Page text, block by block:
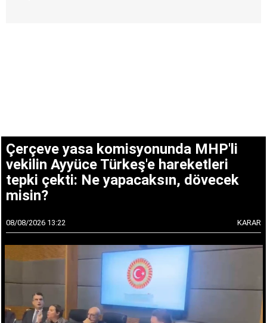
Çerçeve yasa komisyonunda MHP'li
vekilin Ayyüce Türkeş'e hareketleri
tepki çekti: Ne yapacaksın, dövecek
misin?
08/08/2026 13:22 KARAR